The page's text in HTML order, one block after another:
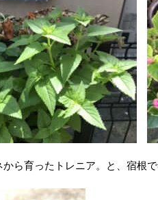
ら育ったトレニア。と、宿根で